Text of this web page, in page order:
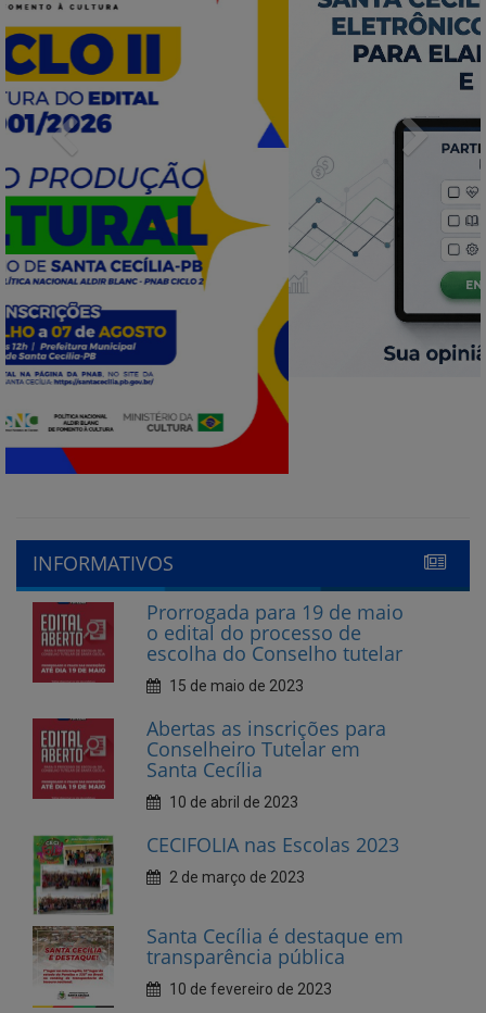
Previous Next
INFORMATIVOS
o edital do processo de
escolha do Conselho tutelar
15 de maio de 2023
Abertas as inscrições para
Conselheiro Tutelar em
Santa Cecília
CECIFOLIA nas Escolas 2023
2 de março de 2023
Santa Cecília é destaque em
transparência pública
Cecí Folia 2023
7 de fevereiro de 2023